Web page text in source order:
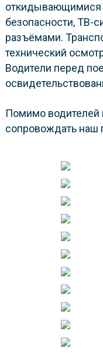
откидывающимися
безопасности, ТВ-
разъёмами.
технический
Водители перед
Помимо водителей
сопровождать наш